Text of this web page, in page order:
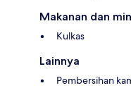
Makanan dan
Kulkas
Lainnya
Pembersihan